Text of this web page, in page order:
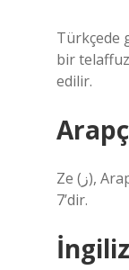
Türkçede
bir
edilir.
Ze (ز), Arap alfabesinin on birinci harfidir. Bu harfin İbranice karşılığı Zayin harfidir. Ebced hesabındaki değeri
7’dir.